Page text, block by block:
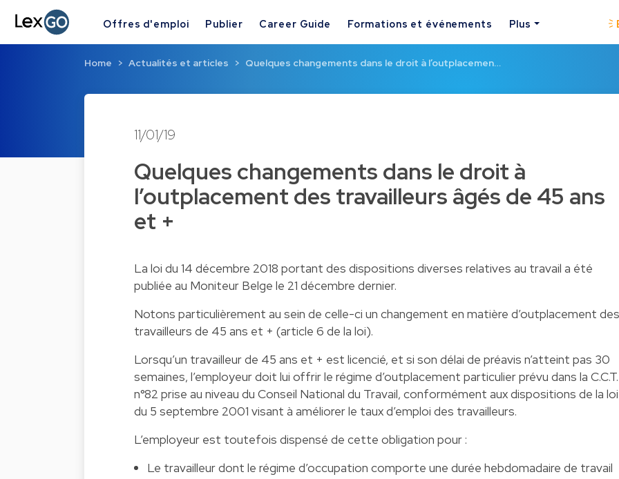
Offres d'emploi Publier Career Guide Formations et événements Plus
Home Actualités et articles Quelques changements dans le droit à l’outplacemen…
11/01/19
Quelques changements dans le droit à
l’outplacement des travailleurs âgés de 45 ans
et +
La loi du 14 décembre 2018 portant des dispositions diverses relatives au travail a été
publiée au Moniteur Belge le 21 décembre dernier.
Notons particulièrement au sein de celle-ci un changement en matière d’outplacement des
travailleurs de 45 ans et + (article 6 de la loi).
Lorsqu’un travailleur de 45 ans et + est licencié, et si son délai de préavis n’atteint pas 30
semaines, l’employeur doit lui offrir le régime d’outplacement particulier prévu dans la C.C.T.
n°82 prise au niveau du Conseil National du Travail, conformément aux dispositions de la loi
du 5 septembre 2001 visant à améliorer le taux d’emploi des travailleurs.
L’employeur est toutefois dispensé de cette obligation pour :
Le travailleur dont le régime d’occupation comporte une durée hebdomadaire de travail